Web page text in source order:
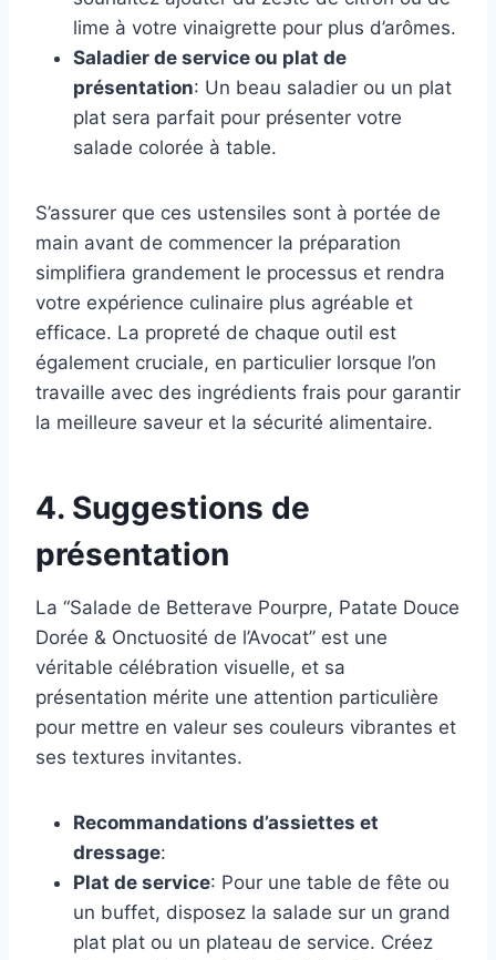
lime à votre vinaigrette pour plus d’arômes.
Saladier de service ou plat de
présentation: Un beau saladier ou un plat
plat sera parfait pour présenter votre
salade colorée à table.
S’assurer que ces ustensiles sont à portée de
main avant de commencer la préparation
simplifiera grandement le processus et rendra
votre expérience culinaire plus agréable et
efficace. La propreté de chaque outil est
également cruciale, en particulier lorsque l’on
travaille avec des ingrédients frais pour garantir
la meilleure saveur et la sécurité alimentaire.
4. Suggestions de
présentation
La “Salade de Betterave Pourpre, Patate Douce
Dorée & Onctuosité de l’Avocat” est une
véritable célébration visuelle, et sa
présentation mérite une attention particulière
pour mettre en valeur ses couleurs vibrantes et
ses textures invitantes.
Recommandations d’assiettes et
dressage:
Plat de service: Pour une table de fête ou
un buffet, disposez la salade sur un grand
plat plat ou un plateau de service. Créez